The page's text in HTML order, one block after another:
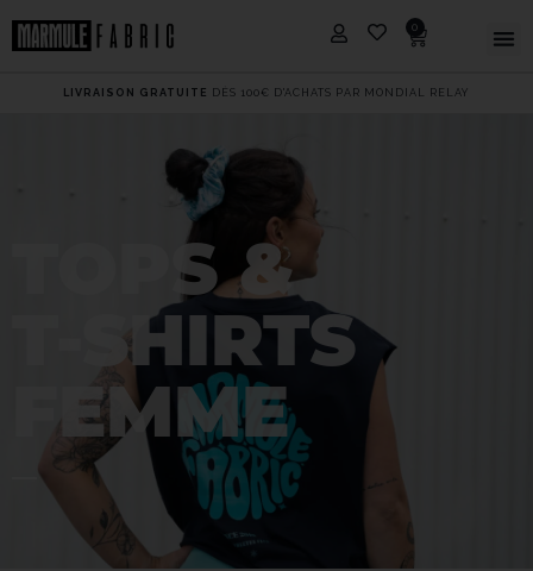
0
LIVRAISON GRATUITE DÈS 100€ D'ACHATS PAR MONDIAL RELAY
TOPS &
T-SHIRTS
FEMME